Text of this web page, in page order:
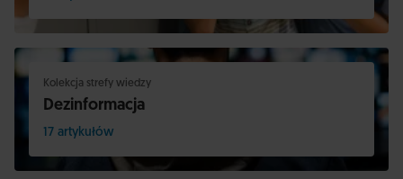
Kolekcja strefy wiedzy
Dezinformacja
17 artykułów